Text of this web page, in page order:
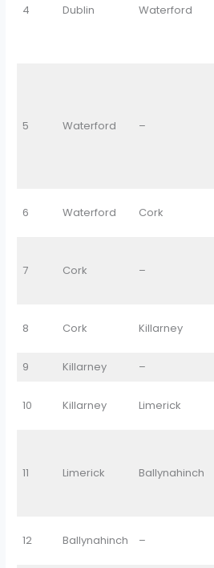
4 Dublin Waterford
5 Waterford –
6 Waterford Cork
7 Cork –
8 Cork Killarney
9 Killarney –
10 Killarney Limerick
11 Limerick Ballynahinch
12 Ballynahinch –